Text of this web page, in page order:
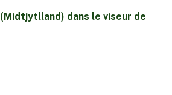
(Midtjytlland) dans le viseur de